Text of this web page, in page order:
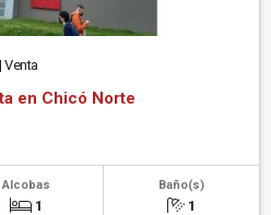
| Venta
en Chicó Norte
Alcobas
1
Baño(s)
1